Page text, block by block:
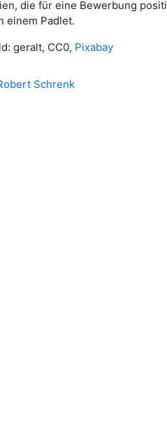
die für eine Bewerbung
einem Padlet.
geralt, CC0, Pixabay
Schrenk